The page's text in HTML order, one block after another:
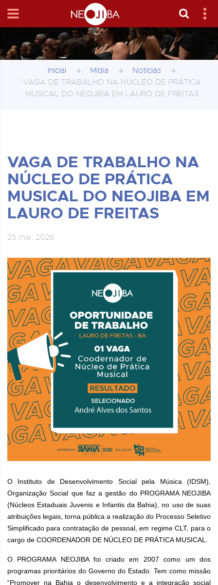
Inicial Mídia
Notícias
VAGA DE TRABALHO NA NÚCLEO DE PRÁTICA
MUSICAL DO NEOJIBA EM LAURO DE FREITAS
VAGA DE TRABALHO NA
NÚCLEO DE PRÁTICA
MUSICAL DO NEOJIBA EM
LAURO DE FREITAS
25 mai, 2026
O Instituto de Desenvolvimento Social pela Música (IDSM),
Organização Social que faz a gestão do PROGRAMA NEOJIBA
(Núcleos Estaduais Juvenis e Infantis da Bahia), no uso de suas
atribuições legais, torna pública a realização do Processo Seletivo
Simplificado para contratação de pessoal, em regime CLT, para o
cargo de COORDENADOR DE NÚCLEO DE PRÁTICA MUSICAL.
O PROGRAMA NEOJIBA foi criado em 2007 como um dos
programas prioritários do Governo do Estado. Tem como missão
“Promover na Bahia o desenvolvimento e a integração social